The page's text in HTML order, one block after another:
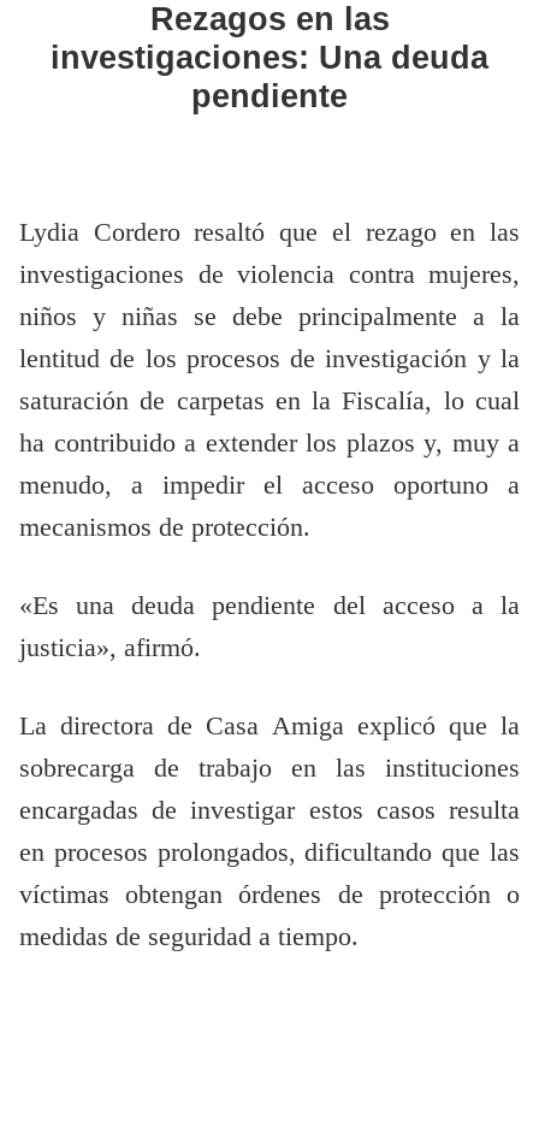
Rezagos en las
investigaciones: Una deuda
pendiente
Lydia Cordero resaltó que el rezago en las
investigaciones de violencia contra mujeres,
niños y niñas se debe principalmente a la
lentitud de los procesos de investigación y la
saturación de carpetas en la Fiscalía, lo cual
ha contribuido a extender los plazos y, muy a
menudo, a impedir el acceso oportuno a
mecanismos de protección.
«Es una deuda pendiente del acceso a la
justicia», afirmó.
La directora de Casa Amiga explicó que la
sobrecarga de trabajo en las instituciones
encargadas de investigar estos casos resulta
en procesos prolongados, dificultando que las
víctimas obtengan órdenes de protección o
medidas de seguridad a tiempo.